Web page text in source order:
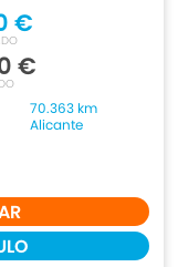
€
€
70.363 km
Alicante